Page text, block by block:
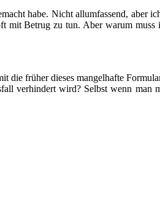
habe. Nicht allumfassend, aber
Betrug zu tun. Aber warum
früher dieses mangelhafte
verhindert wird? Selbst wenn man